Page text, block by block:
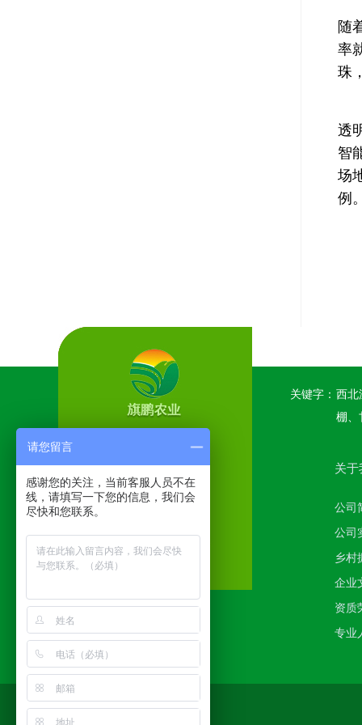
随
率
珠
透
智
场
例
关键字： 西北
棚、
关于
公司
公司
乡村
企业
资质
专业
请您留言
感谢您的关注，当前客服人员不在
线，请填写一下您的信息，我们会
尽快和您联系。